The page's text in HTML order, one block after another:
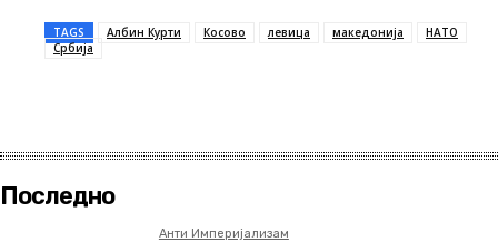
TAGS Албин Курти Косово левица македонија
НАТО
Србија
Последно
Анти Империјализам